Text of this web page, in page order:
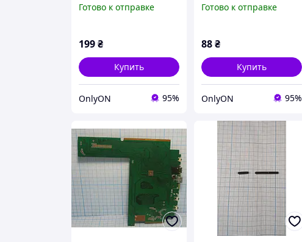
Готово к отправке
199₴
Купить
OnlyON 95%
Готово к отправке
88₴
Купить
OnlyON 95%